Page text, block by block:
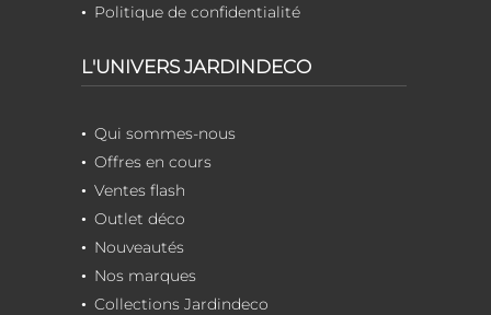
Politique de confidentialité
L'UNIVERS JARDINDECO
Qui sommes-nous
Offres en cours
Ventes flash
Outlet déco
Nouveautés
Nos marques
Collections Jardindeco